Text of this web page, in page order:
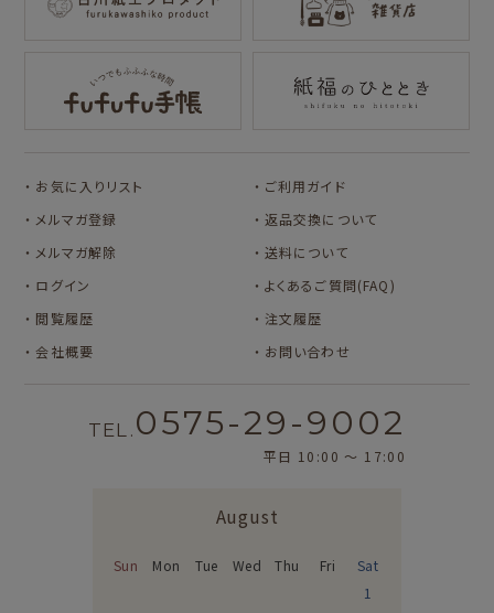
アルプスの少女ハ
コラボ別
サンリツマート
kogumaitan
cafe
TEA STAND
サンリオキャラクタ
ーズ
キャラクター別
サンリオキャラクタ
ーズ
アルプスの少女ハイ
カルビーレトロ
Lipton BEAR'S
TEA STAND
お気に入りリスト
メルマガ登録
メルマガ解除
ログイン
ご利用ガイド
返品交換について
送料について
よくあるご質問(FAQ)
閲覧履歴
注文履歴
会社概要
お問い合わせ
TEL. 0575-29-9002
平日 10:00 〜 17:00
August
Sun Mon Tue Wed Thu Fri
Sat
1